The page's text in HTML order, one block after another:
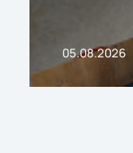
05.08.2026